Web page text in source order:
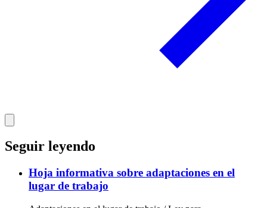
Seguir leyendo
Hoja informativa sobre adaptaciones en el
lugar de trabajo